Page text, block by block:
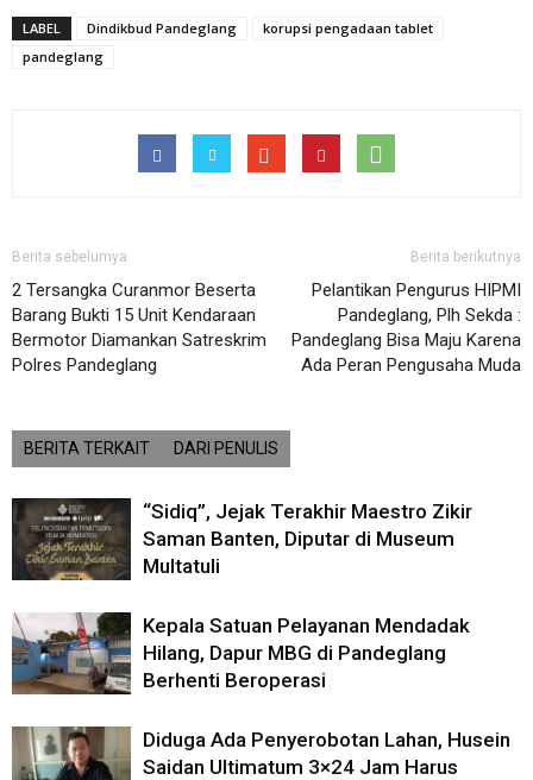
LABEL Dindikbud Pandeglang
korupsi pengadaan tablet
pandeglang
Berita sebelumya
2 Tersangka Curanmor Beserta
Barang Bukti 15 Unit Kendaraan
Bermotor Diamankan Satreskrim
Polres Pandeglang
Berita berikutnya
Pelantikan Pengurus HIPMI
Pandeglang, Plh Sekda :
Pandeglang Bisa Maju Karena
Ada Peran Pengusaha Muda
BERITA TERKAIT DARI PENULIS
“Sidiq”, Jejak Terakhir Maestro Zikir
Saman Banten, Diputar di Museum
Multatuli
Kepala Satuan Pelayanan Mendadak
Hilang, Dapur MBG di Pandeglang
Berhenti Beroperasi
Diduga Ada Penyerobotan Lahan, Husein
Saidan Ultimatum 3×24 Jam Harus